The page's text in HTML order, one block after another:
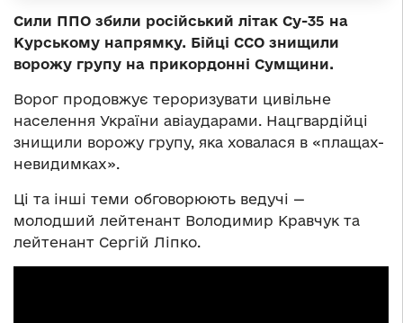
Сили ППО збили російський літак Су-35 на
Курському напрямку. Бійці ССО знищили
ворожу групу на прикордонні Сумщини.
Ворог продовжує тероризувати цивільне
населення України авіаударами. Нацгвардійці
знищили ворожу групу, яка ховалася в «плащах-
невидимках».
Ці та інші теми обговорюють ведучі —
молодший лейтенант Володимир Кравчук та
лейтенант Сергій Ліпко.